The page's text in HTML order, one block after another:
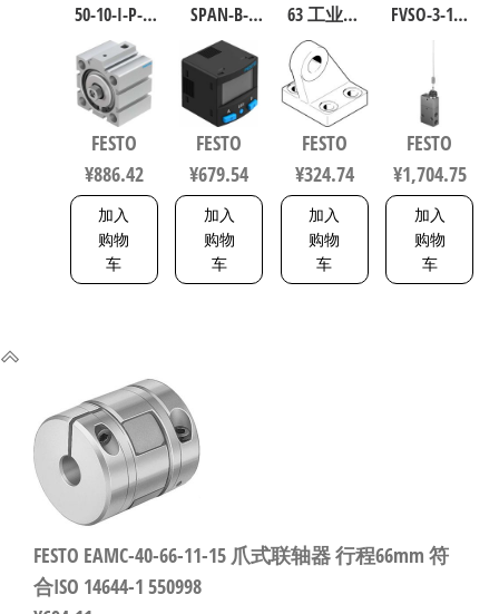
50-10-I-P-A
短行程气
缸 行程
10mm 缸径
50mm
VDMA 24562
188252
FESTO
¥886.42
加入
购物
车
SPAN-B-
B11R-Q4-
PN-L1+2.5S
传感器/连
接电缆
8114774
FESTO
¥679.54
加入
购物
车
63 工业自
动化零部
件 规格63
33846
FESTO
¥324.74
加入
购物
车
FVSO-3-1/8
化零部件
规格3 3877
FESTO
¥1,704.75
加入
购物
车
FESTO EAMC-40-66-11-15 爪式联轴器 行程66mm 符
合ISO 14644-1 550998